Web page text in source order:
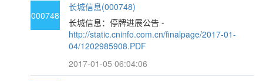
000748
长城信息(000748)
长城信息：停牌进展公告 -
http://static.cninfo.com.cn/finalpage/2017-01-
04/1202985908.PDF
2017-01-05 06:04:06